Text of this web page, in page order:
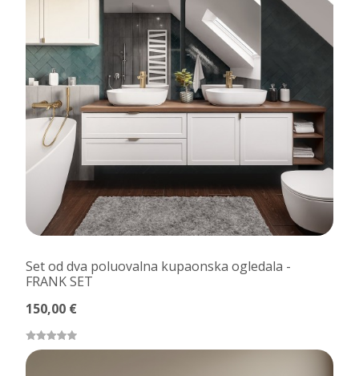
Set od dva poluovalna kupaonska ogledala -
FRANK SET
150,00 €